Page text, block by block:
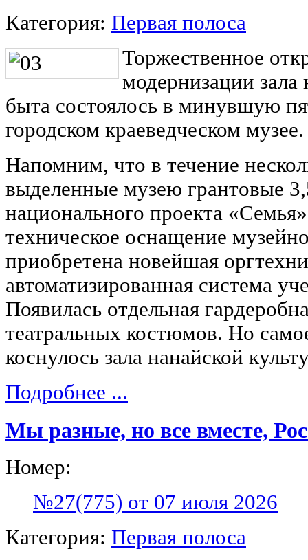
Категория: Первая полоса
Торжественное
модернизации зала
быта состоялось в минувшую
городском краеведческом музее.
Напомним, что в течение
выделенные музею грантовые
национального проекта
техническое оснащение
приобретена новейшая
автоматизированная система
Появилась отдельная
театральных костюмов. Но
коснулось зала нанайской
Подробнее ...
Мы разные, но все вместе,
Номер:
№27(775) от 07 июля 2026
Категория: Первая полоса